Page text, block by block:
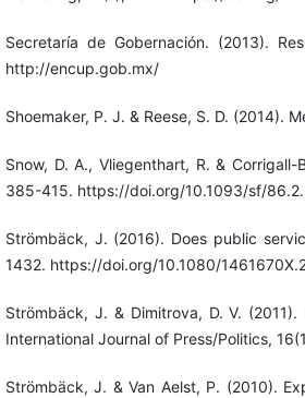
Secretaría de Gobernación. (2013).
http://encup.gob.mx/
Shoemaker, P. J. & Reese, S. D. (2014).
Snow, D. A., Vliegenthart, R. &
385-415. https://doi.org/10.1093/sf/
Strömbäck, J. (2016). Does public
1432. https://doi.org/10.1080/
Strömbäck, J. & Dimitrova, D. V.
International Journal of Press/Politics,
Strömbäck, J. & Van Aelst, P. (2010).